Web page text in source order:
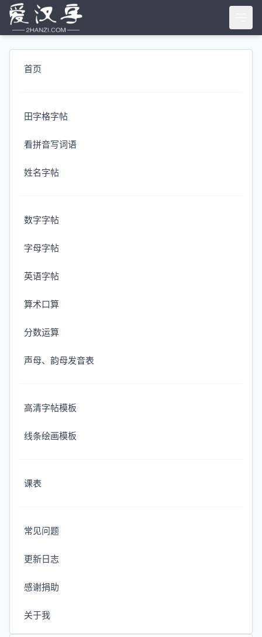
首页
田字格字帖
看拼音写词语
姓名字帖
数字字帖
字母字帖
英语字帖
算术口算
分数运算
声母、韵母发音表
高清字帖模板
线条绘画模板
课表
常见问题
更新日志
感谢捐助
关于我